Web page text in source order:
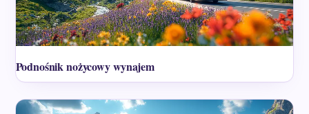
Podnośnik nożycowy wynajem